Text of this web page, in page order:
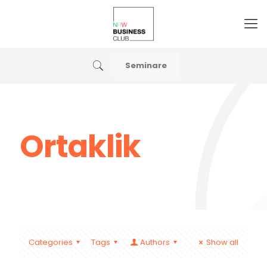
Seminare
Ortaklik
Categories Tags Authors Show all